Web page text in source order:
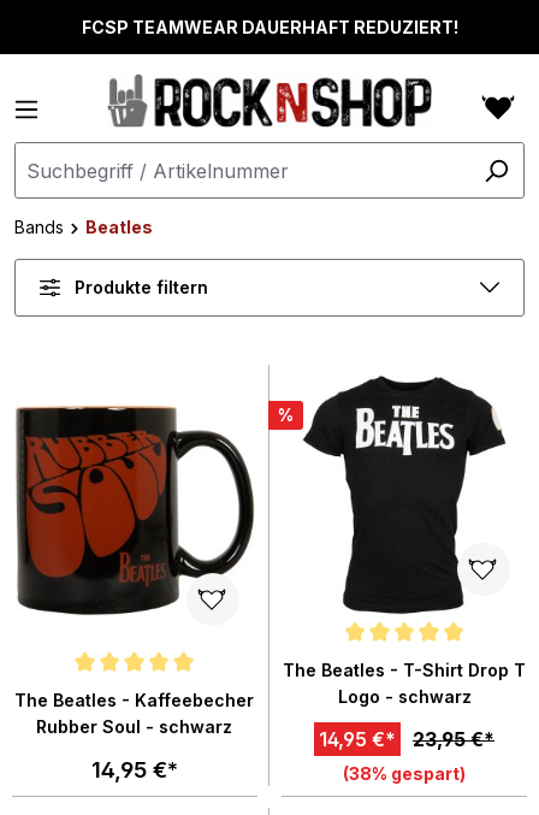
springenFCSP TEAMWEAR DAUERHAFT REDUZIERT!
Bands Beatles
Produkte filtern
Durchschnittliche Bewertung von 5 von 5 Sternen
The Beatles - Kaffeebecher
Rubber Soul - schwarz
14,95 €*
%
Durchschnittliche Bewertung
The Beatles - T-Shirt Drop T
Logo - schwarz
14,95 €* 23,95 €*
(38% gespart)